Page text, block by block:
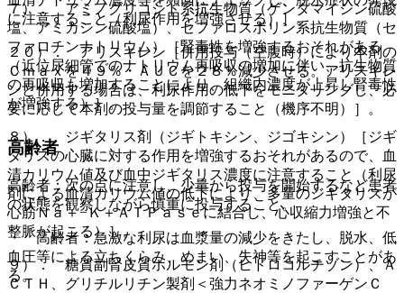
に注意すること（利尿作用を増強させる）］。
２０）． アリスキレン［併用投与（空腹時）により本剤の
Ｃｍａｘを４９％・ＡＵＣを２８％減少させる。アリスキレ
ンと併用する場合は、利尿作用の低下をモニタリングし、必
要に応じて本剤の投与量を調節すること（機序不明）］。
高齢者
高齢者：次の点に注意し、少量から投与を開始するなど患者
の状態を観察しながら慎重に投与すること。
・ 高齢者：急激な利尿は血漿量の減少をきたし、脱水、低
血圧等による立ちくらみ、めまい、失神等を起こすことがあ
る。
７）． アミノグリコシド系抗生物質（ゲンタマイシン硫酸
塩、アミカシン硫酸塩）、セファロスポリン系抗生物質（セ
ファロチンナトリウム）［腎毒性を増強するおそれがある
（近位尿細管でのナトリウム再吸収の増加に伴い、抗生物質
の再吸収も増加することにより、組織内濃度が上昇し腎毒性
が増強する）］。
８）． ジギタリス剤（ジギトキシン、ジゴキシン）［ジギ
タリスの心臓に対する作用を増強するおそれがあるので、血
清カリウム値及び血中ジギタリス濃度に注意すること（利尿
剤による血清カリウム値の低下により、多量のジギタリスが
心筋Ｎａ＋−Ｋ＋ＡＴＰａｓｅに結合し、心収縮力増強と不
整脈が起こる）］。
９）． 糖質副腎皮質ホルモン剤（ヒドロコルチゾン）、Ａ
ＣＴＨ、グリチルリチン製剤＜強力ネオミノファーゲンＣ